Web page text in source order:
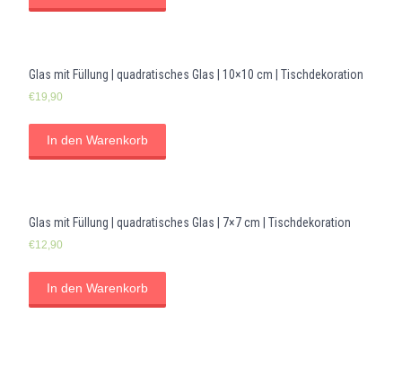
Glas mit Füllung | quadratisches Glas | 10×10 cm | Tischdekoration
€19,90
In den Warenkorb
Glas mit Füllung | quadratisches Glas | 7×7 cm | Tischdekoration
€12,90
In den Warenkorb